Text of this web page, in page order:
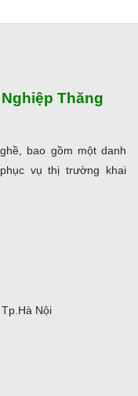
Thăng
bao gồm một danh
vụ thị trường khai
Nội